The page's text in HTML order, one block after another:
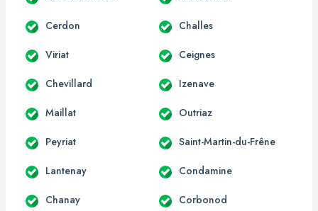
Cerdon Challes
Viriat Ceignes
Chevillard Izenave
Maillat Outriaz
Peyriat Saint-Martin-du-Frêne
Lantenay Condamine
Chanay Corbonod